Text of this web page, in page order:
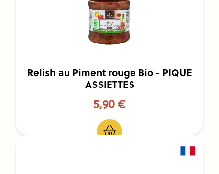
Relish au Piment rouge Bio - PIQUE
ASSIETTES
5,90 €